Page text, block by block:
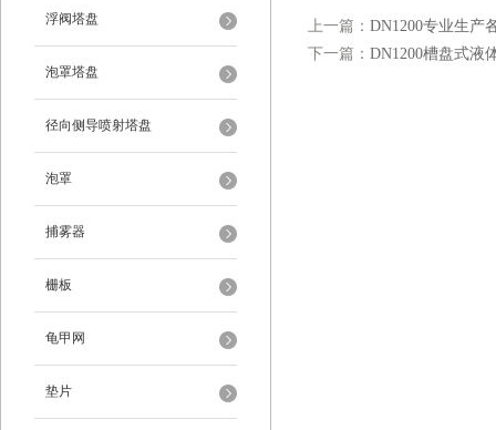
浮阀塔盘
泡罩塔盘
径向侧导喷射塔盘
泡罩
捕雾器
栅板
龟甲网
垫片
上一篇： DN1200专业生产
下一篇： DN1200槽盘式液